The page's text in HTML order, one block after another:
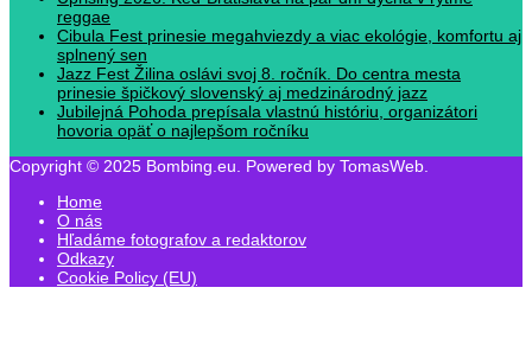
reggae
Cibula Fest prinesie megahviezdy a viac ekológie, komfortu aj
splnený sen
Jazz Fest Žilina oslávi svoj 8. ročník. Do centra mesta
prinesie špičkový slovenský aj medzinárodný jazz
Jubilejná Pohoda prepísala vlastnú históriu, organizátori
hovoria opäť o najlepšom ročníku
Copyright © 2025 Bombing.eu. Powered by TomasWeb.
Home
O nás
Hľadáme fotografov a redaktorov
Odkazy
Cookie Policy (EU)